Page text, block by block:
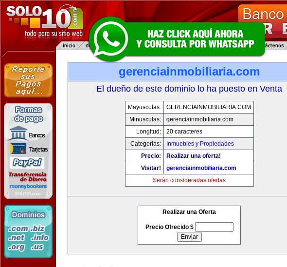
gerenciainmobiliaria.com
El dueño de este dominio lo ha puesto en Venta
Mayusculas:
GERENCIAINMOBILIARIA.COM
Minusculas:
gerenciainmobiliaria.com
Longitud:
20 caracteres
Categorias:
Inmuebles y Propiedades
Precio:
Realizar una oferta!
Visitar!
gerenciainmobiliaria.com
Serán consideradas ofertas
Realizar una Oferta
Precio Ofrecido $